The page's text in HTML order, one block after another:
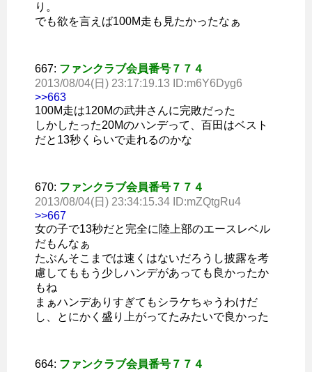
り。
でも欲を言えば100M走も見たかったなぁ
667: ファンクラブ会員番号７７４
2013/08/04(日) 23:17:19.13 ID:m6Y6Dyg6
>>663
100M走は120Mの武井さんに完敗だった
しかしたった20Mのハンデって、百田はベスト
だと13秒くらいで走れるのかな
670: ファンクラブ会員番号７７４
2013/08/04(日) 23:34:15.34 ID:mZQtgRu4
>>667
女の子で13秒だと完全に陸上部のエースレベル
だもんなぁ
たぶんそこまでは速くはないだろうし披露を考
慮してももう少しハンデがあっても良かったか
もね
まぁハンデありすぎてもシラケちゃうわけだ
し、とにかく盛り上がってたみたいで良かった
664: ファンクラブ会員番号７７４